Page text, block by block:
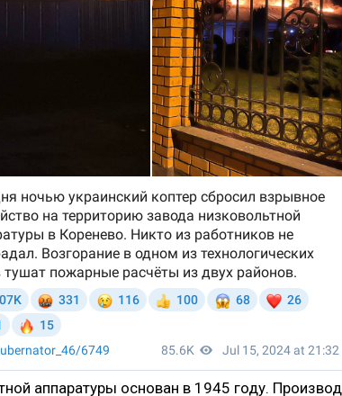
аппаратуры основан в 1945 году.